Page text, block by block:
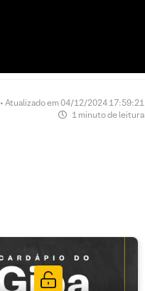
Atualizado em 04/12/2024 17:59:21
1 minuto de leitura